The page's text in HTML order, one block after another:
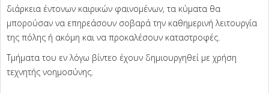
διάρκεια έντονων καιρικών φαινομένων, τα κύματα θα
μπορούσαν να επηρεάσουν σοβαρά την καθημερινή λειτουργία
της πόλης ή ακόμη και να προκαλέσουν καταστροφές.
Τμήματα του εν λόγω βίντεο έχουν δημιουργηθεί με χρήση
τεχνητής νοημοσύνης.